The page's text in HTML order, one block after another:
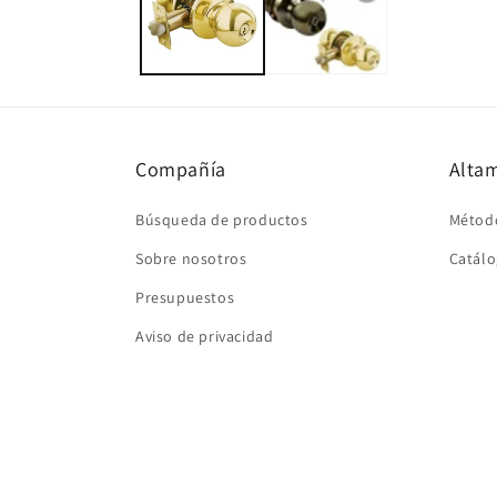
una
ventana
modal
Compañía
Búsqueda de productos
Sobre nosotros
Presupuestos
Aviso de privacidad